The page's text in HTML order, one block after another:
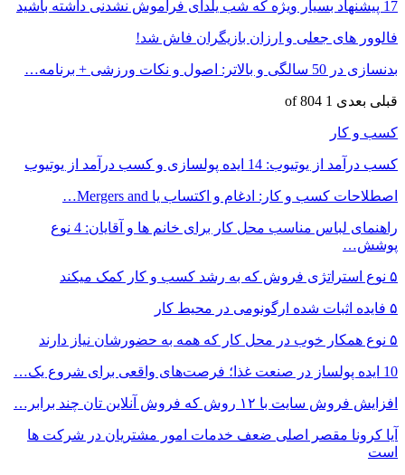
17 پیشنهاد بسیار ویژه که شب یلدای فراموش نشدنی داشته باشید
فالوور های جعلی و ارزان بازیگران فاش شد!
بدنسازی در 50 سالگی و بالاتر: اصول و نکات ورزشی + برنامه…
قبلی بعدی 1 of 804
کسب و کار
کسب درآمد از یوتیوب: 14 ایده پولسازی و کسب درآمد از یوتیوب
اصطلاحات کسب و کار: ادغام و اکتساب یا Mergers and…
راهنمای لباس مناسب محل کار برای خانم ها و آقایان: 4 نوع
پوشش…
۵ نوع استراتژی فروش که به رشد کسب و کار کمک میکند
۵ فایده اثبات شده ارگونومی در محیط کار
۵ نوع همکار خوب در محل کار که همه به حضورشان نیاز دارند
10 ایده پولساز در صنعت غذا؛ فرصت‌های واقعی برای شروع یک…
افزایش فروش سایت با ۱۲ روش که فروش آنلاین تان چند برابر…
آیا کرونا مقصر اصلی ضعف خدمات امور مشتریان در شرکت ها
است